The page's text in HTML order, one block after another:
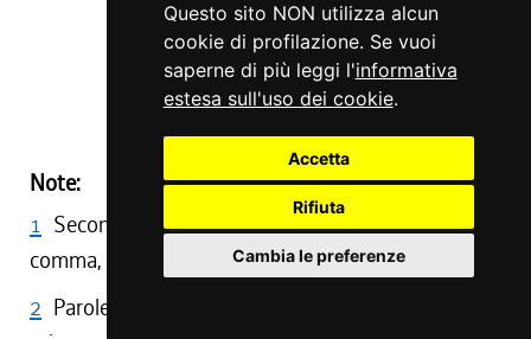
Questo sito NON utilizza alcun
cookie di profilazione. Se vuoi
saperne di più leggi l'informativa
estesa sull'uso dei cookie.
Accetta
Rifiuta
Cambia le preferenze
( ABROGATO )
Note:
1 Secondo comma sostituito da art. 6, primo
comma, L. R. 57/1979
2 Parole sostituite al secondo comma da art. 1,